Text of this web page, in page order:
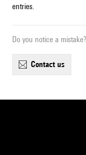
entries.
Do you notice a mistake?
contact us